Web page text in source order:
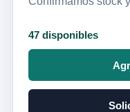
47 disponibles